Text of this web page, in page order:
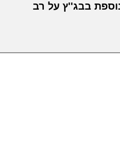
בבג''ץ על רב